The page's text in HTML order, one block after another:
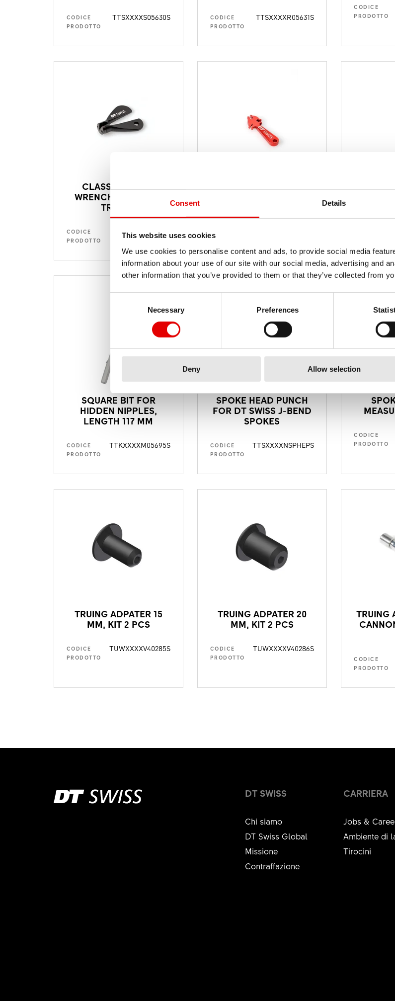
Consent Details
This website uses cookies
We use cookies to personalise content and ads, to provide social media
information about your use of our site with our social media, advertising and
other information that you’ve provided to them or that they’ve collected from
Necessary
Preferences
Deny Allow selection
CODICE
PRODOTTO
TTSXXXXS05630S
CODICE
PRODOTTO
TTSXXXXR05631S
CODICE
PRODOTTO
CLASSIC NIPPLE
WRENCH TROX FOR
TRICON
CODICE
PRODOTTO
TTSXXXXS05665S
CODICE
TTSXXXXR05626S
SQUARE BIT FOR
HIDDEN NIPPLES,
LENGTH 117 MM
CODICE
PRODOTTO
TTKXXXXM05695S
SPOKE HEAD PUNCH
FOR DT SWISS J-BEND
SPOKES
CODICE
PRODOTTO
TTSXXXXNSPHEPS
CODICE
PRODOTTO
TRUING ADPATER 15
MM, KIT 2 PCS
CODICE
PRODOTTO
TUWXXXXV40285S
TRUING ADPATER 20
MM, KIT 2 PCS
CODICE
PRODOTTO
TUWXXXXV40286S
TRUING
CODICE
PRODOTTO
DT SWISS
Chi siamo
DT Swiss Global
Missione
Contraffazione
CARRIERA
Jobs &
Ambiente di
Tirocini